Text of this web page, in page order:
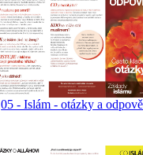
05 - Islám - otázky a